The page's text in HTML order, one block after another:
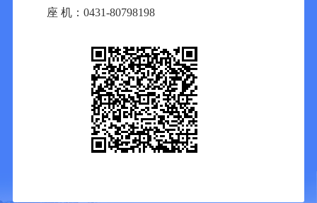
座 机：0431-80798198